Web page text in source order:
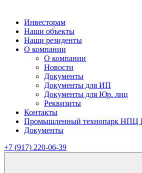
Инвесторам
Наши объекты
Наши резиденты
О компании
О компании
Новости
Документы
Документы для ИП
Документы для Юр. лиц
Реквизиты
Контакты
Промышленный технопарк НПЦ
Документы
+7 (917) 220-06-39